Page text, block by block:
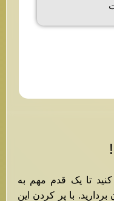
تا یک قدم مهم به
با پر کردن این